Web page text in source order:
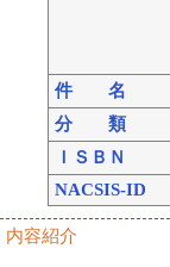
件 名
分 類
ＩＳＢＮ
NACSIS-ID
内容紹介